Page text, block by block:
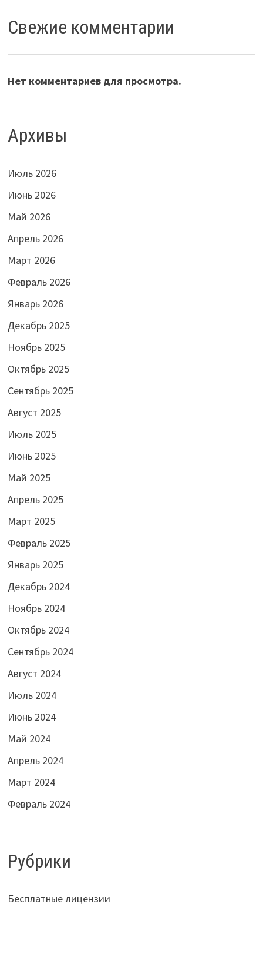
Свежие комментарии
Нет комментариев для просмотра.
Архивы
Июль 2026
Июнь 2026
Май 2026
Апрель 2026
Март 2026
Февраль 2026
Январь 2026
Декабрь 2025
Ноябрь 2025
Октябрь 2025
Сентябрь 2025
Август 2025
Июль 2025
Июнь 2025
Май 2025
Апрель 2025
Март 2025
Февраль 2025
Январь 2025
Декабрь 2024
Ноябрь 2024
Октябрь 2024
Сентябрь 2024
Август 2024
Июль 2024
Июнь 2024
Май 2024
Апрель 2024
Март 2024
Февраль 2024
Рубрики
Бесплатные лицензии